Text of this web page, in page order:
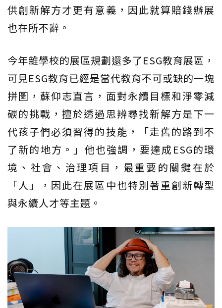
供創新解方才更有意義，因此就算賠錢辦展
也在所不辭。
今年雜學校的展區規劃還多了ESG教育展區，
可見ESG教育已經是當代教育不可或缺的一塊
拼圖，蘇仰志直言，面對永續目標和淨零減
碳的挑戰，擅於透過思辨尋找新解方是下一
代孩子們必須習得的技能，「走舊的路到不
了新的地方。」他也強調，要達成ESG的環
境、社會、治理項目，最重要的關鍵在於
「人」，因此在展區中也特別著重創新轉型
與永續人才等主題。